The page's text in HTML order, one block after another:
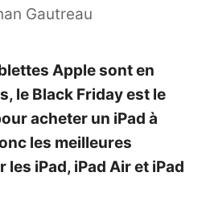
Gautreau
Applesont en
le Black Friday est le
acheter un iPad à
les meilleures
iPad, iPad Air et iPad